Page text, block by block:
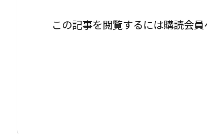
この記事を閲覧するには購読会員